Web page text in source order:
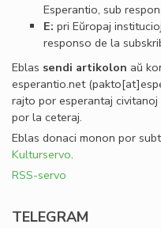
Esperantio, sub
E: pri Eŭropaj
responso de la
Eblas sendi artikolon aŭ
esperantio.net
rajto por esperantaj
por la ceteraj.
Eblas donaci monon por
Kulturservo.
RSS-servo
TELEGRAM